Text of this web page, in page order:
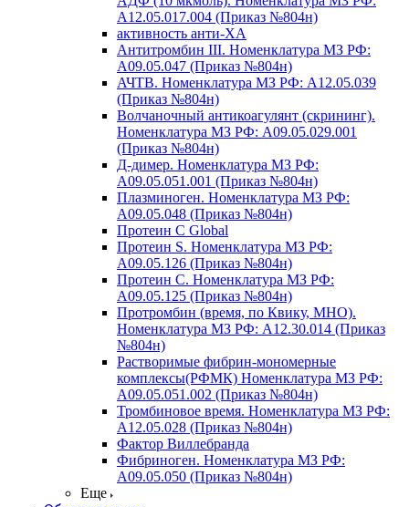
A12.05.017.004 (Приказ №804н)
активность анти-ХА
Антитромбин III. Номенклатура МЗ РФ:
A09.05.047 (Приказ №804н)
АЧТВ. Номенклатура МЗ РФ: A12.05.039
(Приказ №804н)
Волчаночный антикоагулянт (скрининг).
Номенклатура МЗ РФ: A09.05.029.001
(Приказ №804н)
Д-димер. Номенклатура МЗ РФ:
A09.05.051.001 (Приказ №804н)
Плазминоген. Номенклатура МЗ РФ:
A09.05.048 (Приказ №804н)
Протеин C Global
Протеин S. Номенклатура МЗ РФ:
A09.05.126 (Приказ №804н)
Протеин С. Номенклатура МЗ РФ:
A09.05.125 (Приказ №804н)
Протромбин (время, по Квику, МНО).
Номенклатура МЗ РФ: A12.30.014 (Приказ
№804н)
Растворимые фибрин-мономерные
комплексы(РФМК) Номенклатура МЗ РФ:
A09.05.051.002 (Приказ №804н)
Тромбиновое время. Номенклатура МЗ РФ:
A12.05.028 (Приказ №804н)
Фактор Виллебранда
Фибриноген. Номенклатура МЗ РФ:
A09.05.050 (Приказ №804н)
Еще